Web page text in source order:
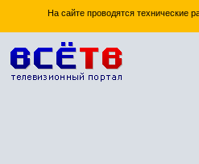
На сайте проводятся технические